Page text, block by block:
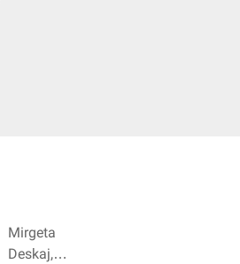
Mirgeta
Deskaj,